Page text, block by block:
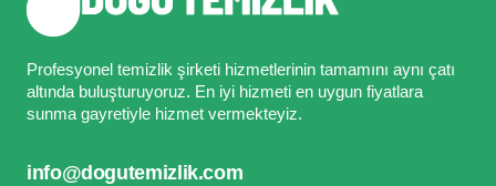
Profesyonel temizlik şirketi hizmetlerinin tamamını aynı çatı
altında buluşturuyoruz. En iyi hizmeti en uygun fiyatlara
sunma gayretiyle hizmet vermekteyiz.
info@dogutemizlik.com